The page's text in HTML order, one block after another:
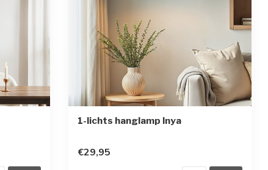
1-lichts hanglamp Inya
€29,95